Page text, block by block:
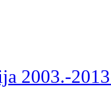
2003.-